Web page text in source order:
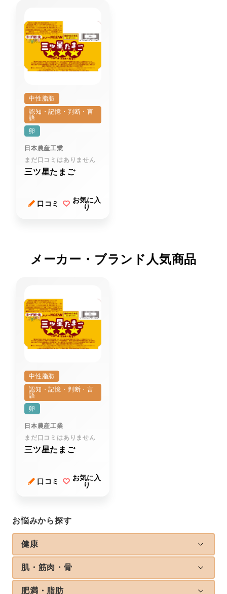
お悩みから探す
健康
肌・筋肉・骨
肥満・脂肪
中性脂肪
認知・記憶・判断・言
語
卵
日本農産工業
まだ口コミはありません
三ツ星たまご
口コミ
お気に入
り
メーカー・ブランド人気商品
中性脂肪
認知・記憶・判断・言
語
卵
日本農産工業
まだ口コミはありません
三ツ星たまご
口コミ
お気に入
り